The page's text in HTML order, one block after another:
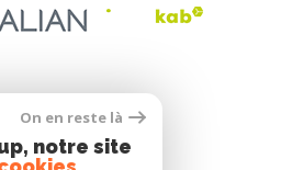
On en reste là
notre site